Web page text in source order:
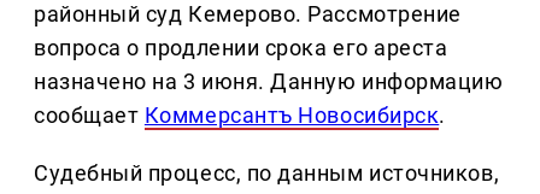
районный суд Кемерово. Рассмотрение
вопроса о продлении срока его ареста
назначено на 3 июня. Данную информацию
сообщает Коммерсантъ Новосибирск.
Судебный процесс, по данным источников,